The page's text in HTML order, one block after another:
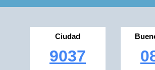
Ciudad
9037